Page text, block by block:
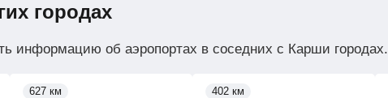
городах
информацию об аэропортах в соседних с Карши городах.
627 км 402 км